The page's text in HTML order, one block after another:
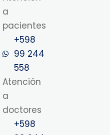
a
pacientes
+598
99 244
558
Atención
a
doctores
+598